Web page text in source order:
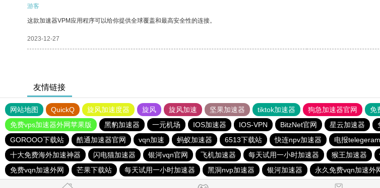
游客
这款加速器VPM应用程序可以给你提供全球覆盖和最高安全性的连接。
2023-12-27
友情链接
网站地图 QuickQ 旋风加速度器 旋风 旋风加速 坚果加速器 tiktok加速器 狗急加速器官网 免
免费vps加速器外网苹果版
黑豹加速器 一元机场 IOS加速器 IOS-VPN BitzNet官网 星云加速器
GOROOO下载站
酷通加速器官网 vqn加速 蚂蚁加速器 6513下载站 快连npv加速器 电报
十大免费海外加速神器
闪电猫加速器 银河vqn官网 飞机加速器 每天试用一小时加速器 猴王加速器
免费vqn加速外网
芒果下载站 每天试用一小时加速器 黑洞nvp加速器 银河加速器 永久免费vqn加速外